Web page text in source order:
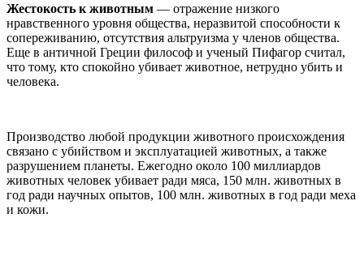
Жестокость к животным — отражение низкого
нравственного уровня общества, неразвитой способности к
сопереживанию, отсутствия альтруизма у членов общества.
Еще в античной Греции философ и ученый Пифагор считал,
что тому, кто спокойно убивает животное, нетрудно убить и
человека.
Производство любой продукции животного происхождения
связано с убийством и эксплуатацией животных, а также
разрушением планеты. Ежегодно около 100 миллиардов
животных человек убивает ради мяса, 150 млн. животных в
год ради научных опытов, 100 млн. животных в год ради меха
и кожи.